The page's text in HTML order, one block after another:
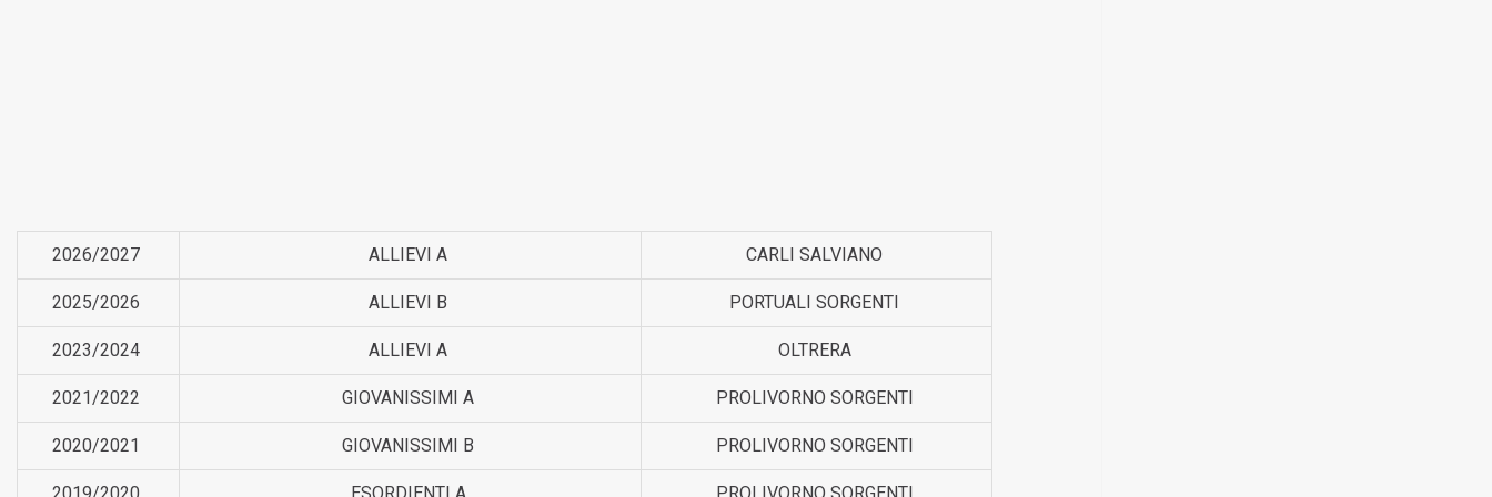
2026/2027 ALLIEVI A CARLI SALVIANO
2025/2026 ALLIEVI B PORTUALI SORGENTI
2023/2024 ALLIEVI A OLTRERA
2021/2022 GIOVANISSIMI A PROLIVORNO SORGENTI
2020/2021 GIOVANISSIMI B PROLIVORNO SORGENTI